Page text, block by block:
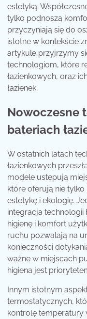
estetyką.
tylko podnoszą
przyczyniają się do
istotne w kontekście
artykule przyjrzymy
technologiom, które
łazienkowych, oraz
łazienek.
Nowoczesne
bateriach
W ostatnich latach
łazienkowych
modele ustępują
które oferują nie
estetykę i ekologię.
integracja technologii
higienę i komfort
ruchu pozwalają na
konieczności
ważne w miejscach
higiena jest
Innym istotnym
termostatycznych,
kontrolę temperatury